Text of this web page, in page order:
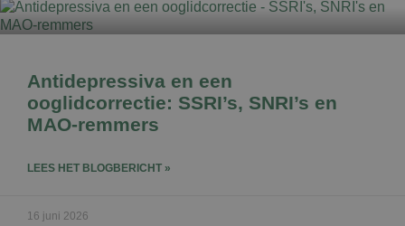
Antidepressiva en een
ooglidcorrectie: SSRI’s, SNRI’s en
MAO-remmers
LEES HET BLOGBERICHT »
16 juni 2026